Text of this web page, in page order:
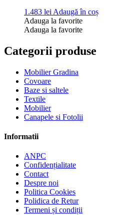
1.483 lei Adaugă în coș
Adauga la favorite
Adauga la favorite
Categorii produse
Mobilier Gradina
Covoare
Baze si saltele
Textile
Mobilier
Canapele si Fotolii
Informatii
ANPC
Confidențialitate
Contact
Despre noi
Politica Cookies
Polidica de Retur
Termeni și condiții